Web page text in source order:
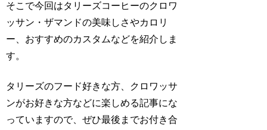
そこで今回はタリーズコーヒーのクロワ
ッサン・ザマンドの美味しさやカロリ
ー、おすすめのカスタムなどを紹介しま
す。
タリーズのフード好きな方、クロワッサ
ンがお好きな方などに楽しめる記事にな
っていますので、ぜひ最後までお付き合